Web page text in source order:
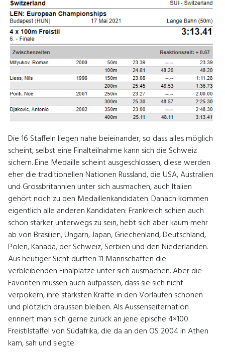
Die 16 Staffeln liegen nahe beieinander, so dass alles möglich
scheint, selbst eine Finalteilnahme kann sich die Schweiz
sichern. Eine Medaille scheint ausgeschlossen, diese werden
eher die traditionellen Nationen Russland, die USA, Australien
und Grossbritannien unter sich ausmachen, auch Italien
gehört noch zu den Medaillenkandidaten. Danach kommen
eigentlich alle anderen Kandidaten: Frankreich schien auch
schon stärker unterwegs zu sein, hebt sich aber kaum mehr
ab von Brasilien, Ungarn, Japan, Griechenland, Deutschland,
Polen, Kanada, der Schweiz, Serbien und den Niederlanden.
Aus heutiger Sicht dürften 11 Mannschaften die
verbleibenden Finalplätze unter sich ausmachen. Aber die
Favoriten müssen auch aufpassen, dass sie sich nicht
verpokern, ihre stärksten Kräfte in den Vorläufen schonen
und plötzlich draussen bleiben. Als Aussenseiternation
erinnert man sich gerne zurück an jene epische 4×100
Freistilstaffel von Südafrika, die da an den OS 2004 in Athen
kam, sah und siegte.